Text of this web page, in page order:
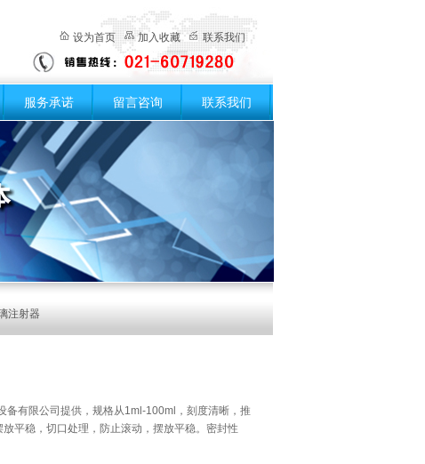
设为首页 加入收藏 联系我们
服务承诺 留言咨询 联系我们
注射器
备有限公司提供，规格从1ml-100ml，刻度清晰，推
平稳，切口处理，防止滚动，摆放平稳。密封性